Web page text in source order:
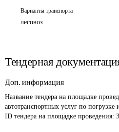
Варианты транспорта
лесовоз
Тендерная
Доп. информация
Название тендера на площадке
автотранспортных услуг по погрузке
ID тендера на площадке проведения: